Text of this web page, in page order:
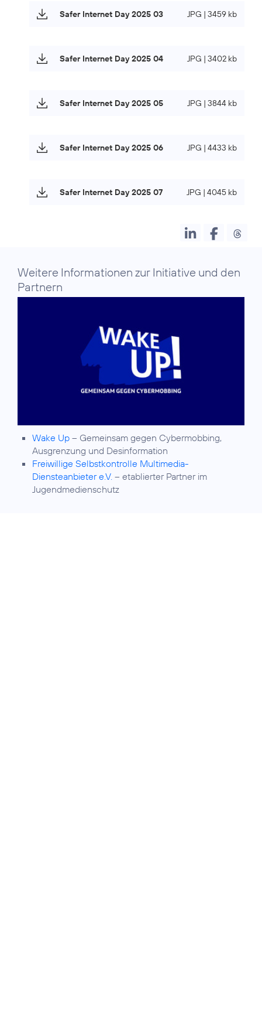
Safer Internet Day 2025 03 JPG | 3459 kb
Safer Internet Day 2025 04 JPG | 3402 kb
Safer Internet Day 2025 05 JPG | 3844 kb
Safer Internet Day 2025 06 JPG | 4433 kb
Safer Internet Day 2025 07 JPG | 4045 kb
Weitere Informationen zur Initiative und den
Partnern
Wake Up – Gemeinsam gegen Cybermobbing,
Ausgrenzung und Desinformation
Freiwillige Selbstkontrolle Multimedia-
Diensteanbieter e.V. – etablierter Partner im
Jugendmedienschutz